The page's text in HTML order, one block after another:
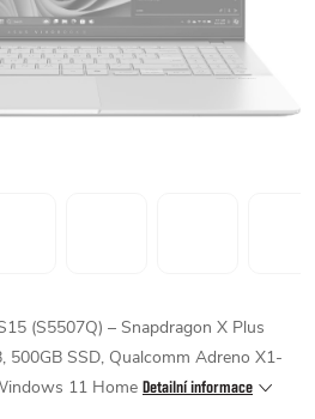
(S5507Q) – Snapdragon X Plus
500GB SSD, Qualcomm Adreno X1-
11 Home Detailní informace